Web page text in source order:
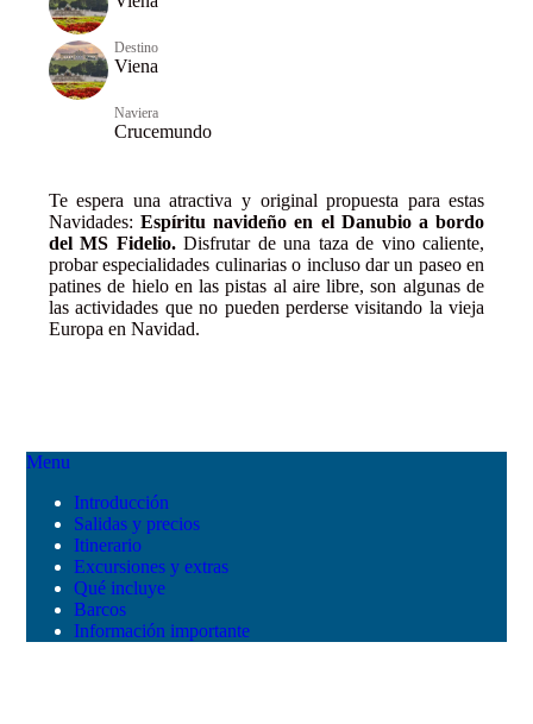
Destino
Viena
Naviera
Crucemundo
Te espera una atractiva y original propuesta para estas
Navidades:Espíritu navideño en el Danubio a bordo
del MS Fidelio.Disfrutar de una taza de vino caliente,
probar especialidades culinarias o incluso dar un paseo en
patines de hielo en las pistas al aire libre, son algunas de
las actividades que no pueden perderse visitando la vieja
Europa en Navidad.
Menu
Introducción
Salidas y precios
Itinerario
Excursiones y extras
Qué incluye
Barcos
Información importante